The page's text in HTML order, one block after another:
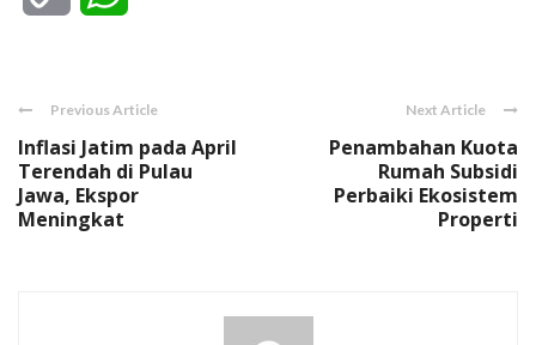
Previous Article
Inflasi Jatim pada April
Terendah di Pulau
Jawa, Ekspor
Meningkat
Next Article
Penambahan Kuota
Rumah Subsidi
Perbaiki Ekosistem
Properti